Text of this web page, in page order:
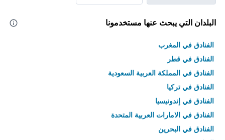
البلدان التي يبحث عنها مستخدمونا
الفنادق في المغرب
الفنادق في قطر
الفنادق في المملكة العربية السعودية
الفنادق في تركيا
الفنادق في إندونيسيا
الفنادق في الامارات العربية المتحدة
الفنادق في البحرين